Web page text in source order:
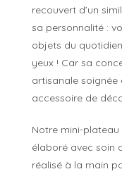
recouvert d’un
sa personnalité :
objets du
yeux ! Car sa
artisanale soignée
accessoire de
Notre mini-plateau
élaboré avec soin
réalisé à la main